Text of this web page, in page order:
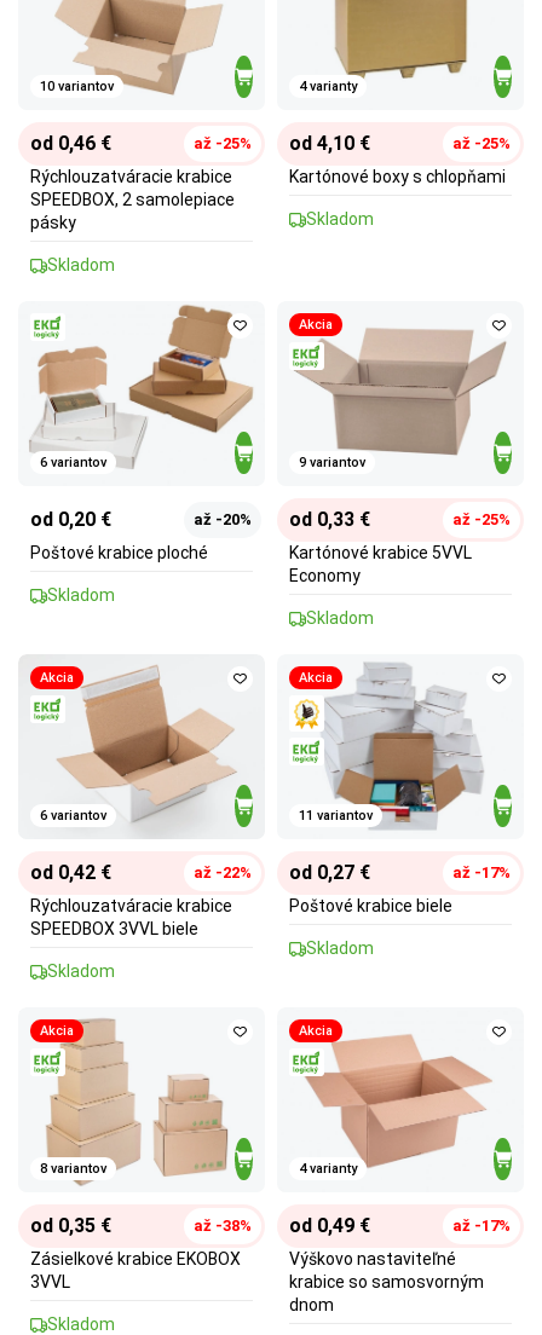
10 variantov
od 0,46 € až -25%
Rýchlouzatváracie krabice
SPEEDBOX, 2 samolepiace
pásky
Skladom
4 varianty
od 4,10 € až -25%
Kartónové boxy s chlopňami
Skladom
6 variantov
od 0,20 € až -20%
Poštové krabice ploché
Skladom
Akcia
9 variantov
od 0,33 € až -25%
Kartónové krabice 5VVL
Economy
Skladom
Akcia
6 variantov
od 0,42 € až -22%
Rýchlouzatváracie krabice
SPEEDBOX 3VVL biele
Skladom
Akcia
11 variantov
od 0,27 € až -17%
Poštové krabice biele
Skladom
Akcia
8 variantov
od 0,35 € až -38%
Zásielkové krabice EKOBOX
3VVL
Skladom
Akcia
4 varianty
od 0,49 € až -17%
Výškovo nastaviteľné
krabice so samosvorným
dnom